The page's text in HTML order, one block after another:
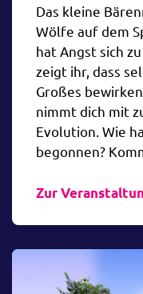
Das kleine
Wölfe auf dem
hat Angst sich
zeigt ihr, dass
Großes
nimmt dich mit
Evolution. Wie
begonnen?
Zur